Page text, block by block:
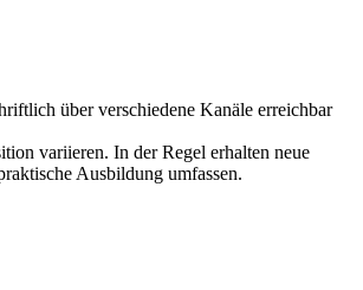
über verschiedene Kanäle erreichbar
variieren. In der Regel erhalten neue
Ausbildung umfassen.